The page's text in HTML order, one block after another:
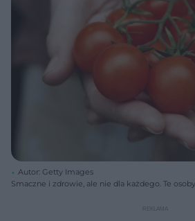
Autor: Getty Images
Smaczne i zdrowie, ale nie dla każdego. Te